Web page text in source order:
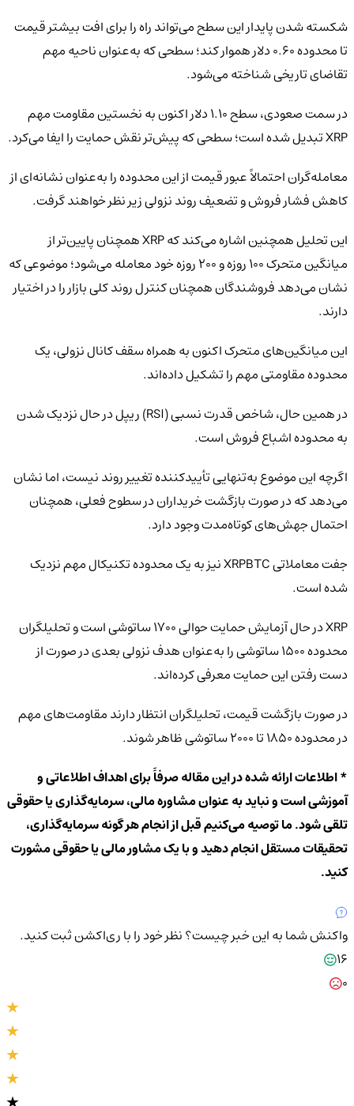
شکسته شدن پایدار این سطح می‌تواند راه را برای افت بیشتر قیمت
تا محدوده ۰.۶۰ دلار هموار کند؛ سطحی که به‌عنوان ناحیه مهم
تقاضای تاریخی شناخته می‌شود.
در سمت صعودی، سطح ۱.۱۰ دلار اکنون به نخستین مقاومت مهم
XRP تبدیل شده است؛ سطحی که پیش‌تر نقش حمایت را ایفا می‌کرد.
معامله‌گران احتمالاً عبور قیمت از این محدوده را به‌عنوان نشانه‌ای از
کاهش فشار فروش و تضعیف روند نزولی زیر نظر خواهند گرفت.
این تحلیل همچنین اشاره می‌کند که XRP همچنان پایین‌تر از
میانگین متحرک ۱۰۰ روزه و ۲۰۰ روزه خود معامله می‌شود؛ موضوعی که
نشان می‌دهد فروشندگان همچنان کنترل روند کلی بازار را در اختیار
دارند.
این میانگین‌های متحرک اکنون به همراه سقف کانال نزولی، یک
محدوده مقاومتی مهم را تشکیل داده‌اند.
در همین حال، شاخص قدرت نسبی (RSI) ریپل در حال نزدیک شدن
به محدوده اشباع فروش است.
اگرچه این موضوع به‌تنهایی تأییدکننده تغییر روند نیست، اما نشان
می‌دهد که در صورت بازگشت خریداران در سطوح فعلی، همچنان
احتمال جهش‌های کوتاه‌مدت وجود دارد.
جفت معاملاتی XRPBTC نیز به یک محدوده تکنیکال مهم نزدیک
شده است.
XRP در حال آزمایش حمایت حوالی ۱۷۰۰ ساتوشی است و تحلیلگران
محدوده ۱۵۰۰ ساتوشی را به‌عنوان هدف نزولی بعدی در صورت از
دست رفتن این حمایت معرفی کرده‌اند.
در صورت بازگشت قیمت، تحلیلگران انتظار دارند مقاومت‌های مهم
در محدوده ۱۸۵۰ تا ۲۰۰۰ ساتوشی ظاهر شوند.
* اطلاعات ارائه شده در این مقاله صرفاً برای اهداف اطلاعاتی و
آموزشی است و نباید به عنوان مشاوره مالی، سرمایه‌گذاری یا حقوقی
تلقی شود. ما توصیه می‌کنیم قبل از انجام هر گونه سرمایه‌گذاری،
تحقیقات مستقل انجام دهید و با یک مشاور مالی یا حقوقی مشورت
کنید.
واکنش شما به این خبر چیست؟نظر خود را با ری‌اکشن ثبت کنید.
16